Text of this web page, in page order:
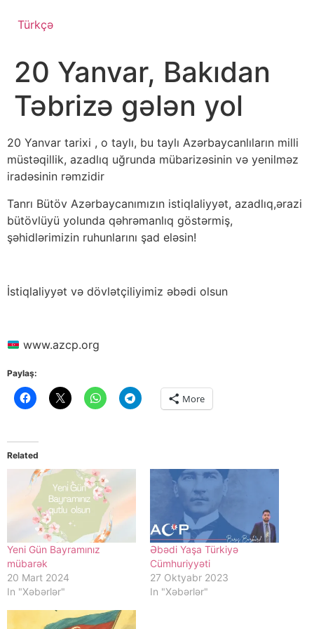
Türkçə
20 Yanvar, Bakıdan
Təbrizə gələn yol
20 Yanvar tarixi , o taylı, bu taylı Azərbaycanlıların milli
müstəqillik, azadlıq uğrunda mübarizəsinin və yenilməz
iradəsinin rəmzidir
Tanrı Bütöv Azərbaycanımızın istiqlaliyyət, azadlıq,ərazi
bütövlüyü yolunda qəhrəmanlıq göstərmiş,
şəhidlərimizin ruhunlarını şad eləsin!
İstiqlaliyyət və dövlətçiliyimiz əbədi olsun
www.azcp.org
Paylaş:
More
Related
Yeni Gün Bayramınız
mübarək
20 Mart 2024
In "Xəbərlər"
Əbədi Yaşa Türkiyə
Cümhuriyyəti
27 Oktyabr 2023
In "Xəbərlər"